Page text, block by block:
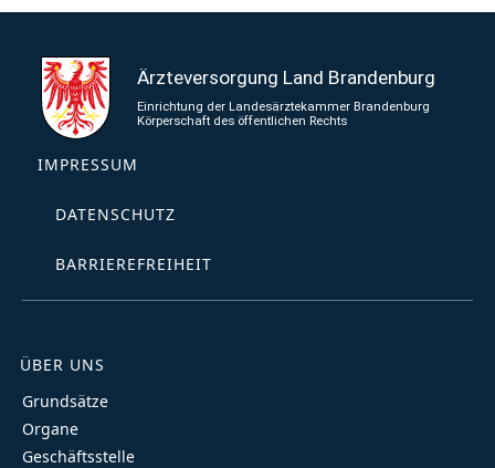
IMPRESSUM
DATENSCHUTZ
BARRIEREFREIHEIT
ÜBER UNS
Grundsätze
Organe
Geschäftsstelle